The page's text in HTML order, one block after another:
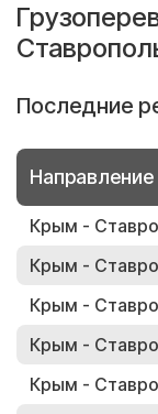
Последние
Направление
Крым -
Крым -
Крым -
Крым -
Крым -